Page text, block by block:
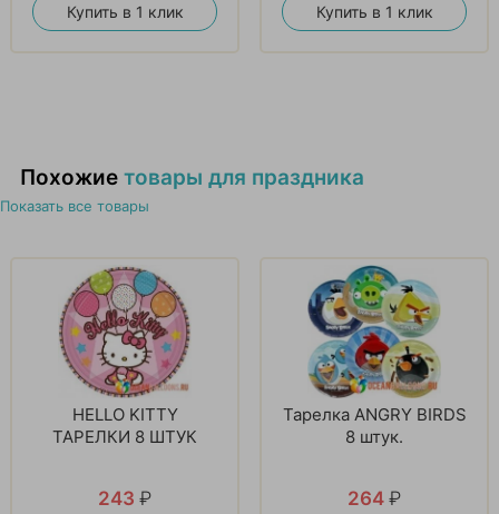
Купить в 1 клик Купить в 1 клик
Похожие товары для праздника
Показать все товары
HELLO KITTY
ТАРЕЛКИ 8 ШТУК
243 ₽
Тарелка ANGRY BIRDS
8 штук.
264 ₽